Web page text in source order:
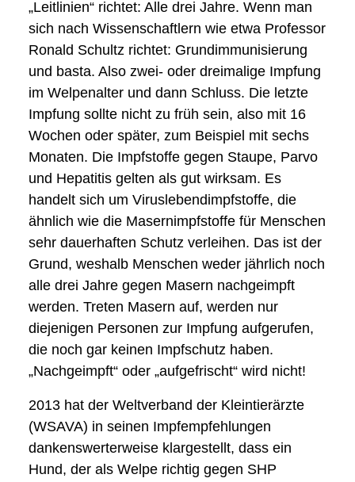
„Leitlinien“ richtet: Alle drei Jahre. Wenn man
sich nach Wissenschaftlern wie etwa Professor
Ronald Schultz richtet: Grundimmunisierung
und basta. Also zwei- oder dreimalige Impfung
im Welpenalter und dann Schluss. Die letzte
Impfung sollte nicht zu früh sein, also mit 16
Wochen oder später, zum Beispiel mit sechs
Monaten. Die Impfstoffe gegen Staupe, Parvo
und Hepatitis gelten als gut wirksam. Es
handelt sich um Viruslebendimpfstoffe, die
ähnlich wie die Masernimpfstoffe für Menschen
sehr dauerhaften Schutz verleihen. Das ist der
Grund, weshalb Menschen weder jährlich noch
alle drei Jahre gegen Masern nachgeimpft
werden. Treten Masern auf, werden nur
diejenigen Personen zur Impfung aufgerufen,
die noch gar keinen Impfschutz haben.
„Nachgeimpft“ oder „aufgefrischt“ wird nicht!
2013 hat der Weltverband der Kleintierärzte
(WSAVA) in seinen Impfempfehlungen
dankenswerterweise klargestellt, dass ein
Hund, der als Welpe richtig gegen SHP